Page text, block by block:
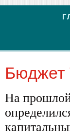
Бюджет
На прошлой